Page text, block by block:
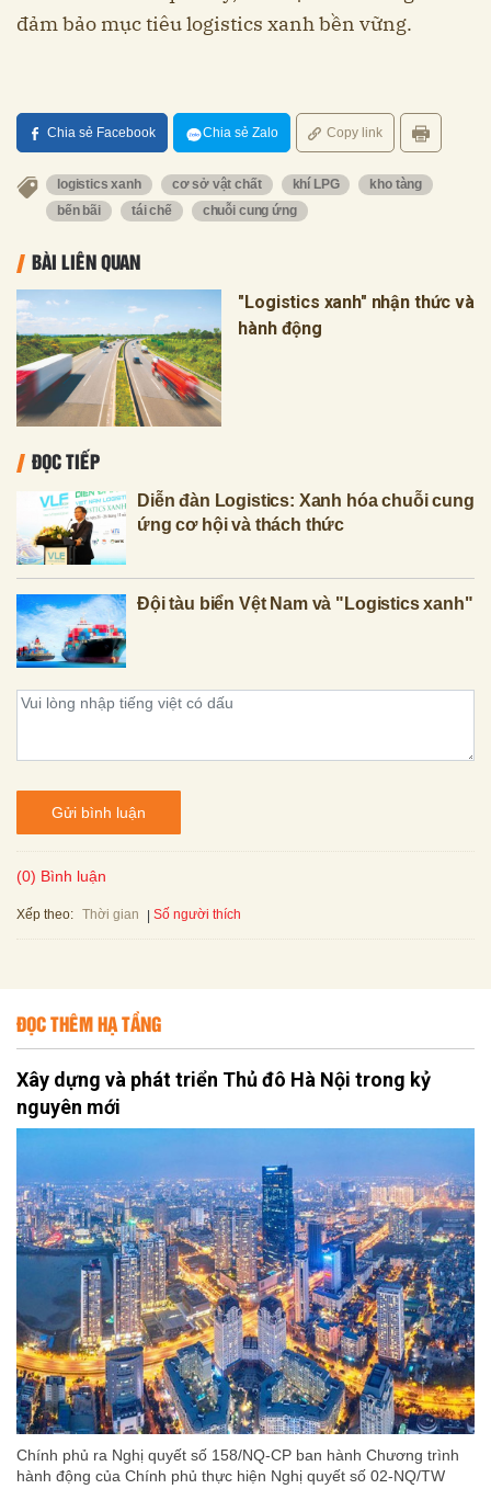
đảm bảo mục tiêu logistics xanh bền vững.
Chia sẻ Facebook Chia sẻ Zalo Copy link
logistics xanh cơ sở vật chất khí LPG
kho tàng
bến bãi
tái chế chuỗi cung ứng
BÀI LIÊN QUAN
"Logistics xanh" nhận thức và
hành động
ĐỌC TIẾP
Diễn đàn Logistics: Xanh hóa chuỗi cung
ứng cơ hội và thách thức
Đội tàu biển Vệt Nam và "Logistics xanh"
Gửi bình luận
(0) Bình luận
Xếp theo: Thời gian Số người thích
ĐỌC THÊM HẠ TẦNG
Xây dựng và phát triển Thủ đô Hà Nội trong kỷ
nguyên mới
Chính phủ ra Nghị quyết số 158/NQ-CP ban hành Chương trình
hành động của Chính phủ thực hiện Nghị quyết số 02-NQ/TW